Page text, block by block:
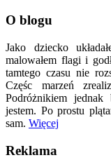
O blogu
Jako dziecko
malowałem flagi i
tamtego czasu nie
Częśc marzeń
Podróżnikiem
jestem. Po prostu
sam. Więcej
Reklama